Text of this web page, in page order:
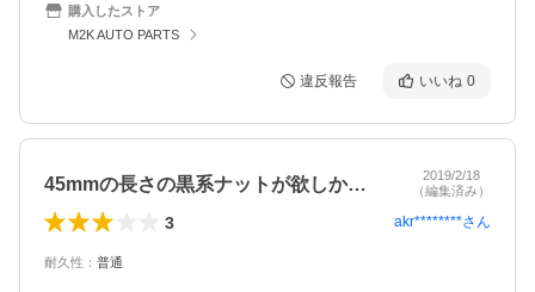
購入したストア
M2K AUTO PARTS
違反報告 いいね 0
45mmの長さの黒系ナットが欲しかった…
2019/2/18
（編集済み）
3 akr********さん
耐久性 ： 普通